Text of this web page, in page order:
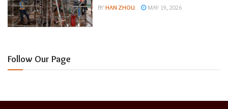
BY HAN ZHOU MAY 19, 2026
Follow Our Page